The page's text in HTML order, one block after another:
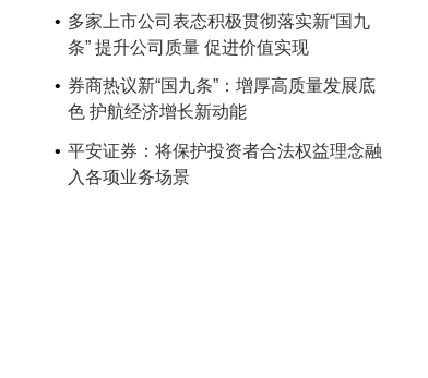
多家上市公司表态积极贯彻落实新“国九
条” 提升公司质量 促进价值实现
券商热议新“国九条”：增厚高质量发展底
色 护航经济增长新动能
平安证券：将保护投资者合法权益理念融
入各项业务场景